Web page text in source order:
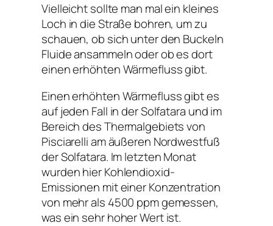
Vielleicht sollte man mal ein kleines
Loch in die Straße bohren, um zu
schauen, ob sich unter den Buckeln
Fluide ansammeln oder ob es dort
einen erhöhten Wärmefluss gibt.
Einen erhöhten Wärmefluss gibt es
auf jeden Fall in der Solfatara und im
Bereich des Thermalgebiets von
Pisciarelli am äußeren Nordwestfuß
der Solfatara. Im letzten Monat
wurden hier Kohlendioxid-
Emissionen mit einer Konzentration
von mehr als 4500 ppm gemessen,
was ein sehr hoher Wert ist.